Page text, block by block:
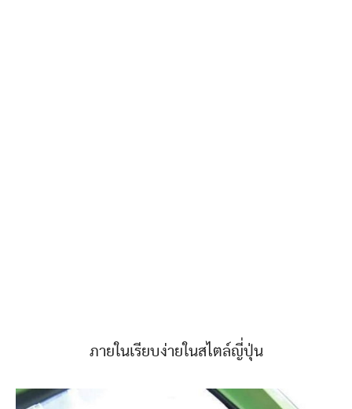
ภายในเรียบง่ายในสไตล์ญี่ปุ่น